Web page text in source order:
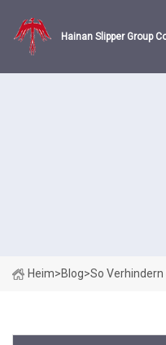
Hainan Slipper Group
Heim>Blog>So